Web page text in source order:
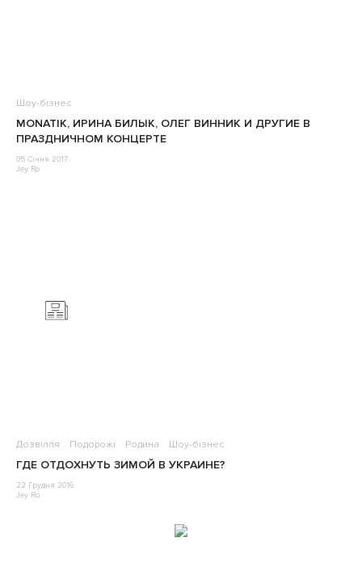
Шоу-бізнес
MONATIK, ИРИНА БИЛЫК, ОЛЕГ ВИННИК И ДРУГИЕ В
ПРАЗДНИЧНОМ КОНЦЕРТЕ
05 Січня 2017
Jey Ro
Дозвілля Подорожі Родина Шоу-бізнес
ГДЕ ОТДОХНУТЬ ЗИМОЙ В УКРАИНЕ?
22 Грудня 2016
Jey Ro